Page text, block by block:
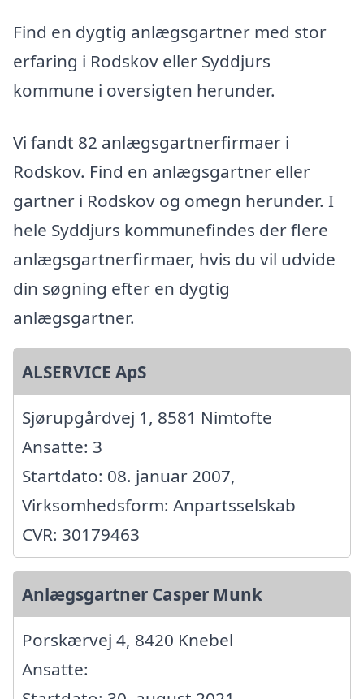
Find en dygtig anlægsgartner med stor
erfaring i Rodskov eller Syddjurs
kommune i oversigten herunder.
Vi fandt 82 anlægsgartnerfirmaer i
Rodskov. Find en anlægsgartner eller
gartner i Rodskov og omegn herunder. I
hele Syddjurs kommunefindes der flere
anlægsgartnerfirmaer, hvis du vil udvide
din søgning efter en dygtig
anlægsgartner.
ALSERVICE ApS
Sjørupgårdvej 1, 8581 Nimtofte
Ansatte: 3
Startdato: 08. januar 2007,
Virksomhedsform: Anpartsselskab
CVR: 30179463
Anlægsgartner Casper Munk
Porskærvej 4, 8420 Knebel
Ansatte: